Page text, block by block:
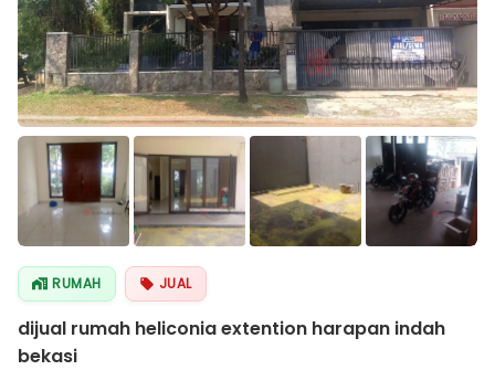
RUMAH JUAL
dijual rumah heliconia extention harapan indah
bekasi